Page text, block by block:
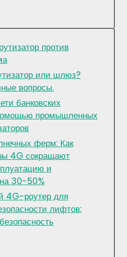
против
или шлюз?
вопросы.
банковских
промышленных
ферм: Как
4G сокращают
и
30-50%
4G-роутер для
лифтов: